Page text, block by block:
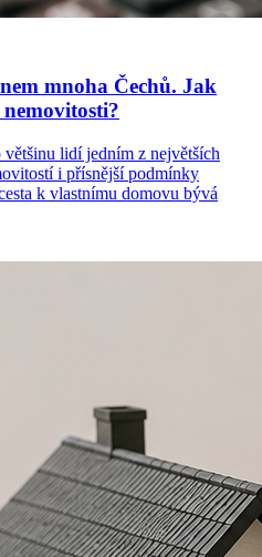
mnoha Čechů. Jak
lidí jedním z největších
i přísnější podmínky
k vlastnímu domovu bývá